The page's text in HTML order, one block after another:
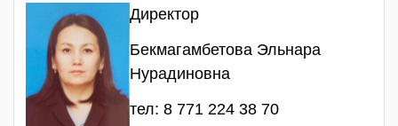
Директор
Бекмагамбетова Эльнара
Нурадиновна
тел: 8 771 224 38 70